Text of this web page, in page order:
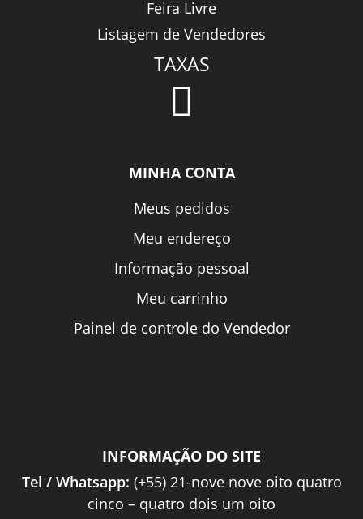
Feira Livre
Listagem de Vendedores
TAXAS
MINHA CONTA
Meus pedidos
Meu endereço
Informação pessoal
Meu carrinho
Painel de controle do Vendedor
INFORMAÇÃO DO SITE
Tel / Whatsapp: (+55) 21-nove nove oito quatro
cinco – quatro dois um oito